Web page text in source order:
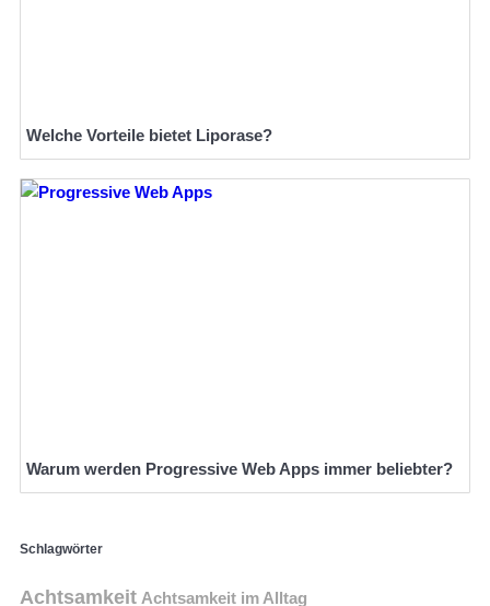
Welche Vorteile bietet Liporase?
Warum werden Progressive Web Apps immer beliebter?
Schlagwörter
Achtsamkeit Achtsamkeit im Alltag